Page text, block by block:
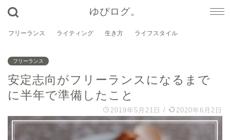
ゆぴログ。
フリーランス ライティング 生き方 ライフスタイル
フリーランス
安定志向がフリーランスになるまで
に半年で準備したこと
2019年5月21日 / 2020年6月2日